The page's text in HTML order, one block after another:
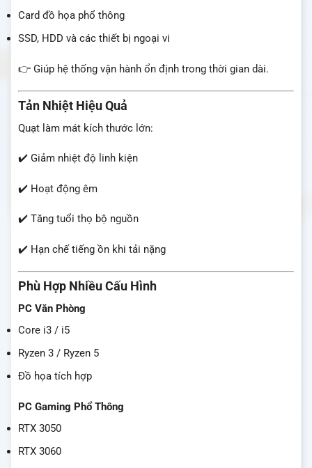
Card đồ họa phổ thông
SSD, HDD và các thiết bị ngoại vi
👉 Giúp hệ thống vận hành ổn định trong thời gian dài.
Tản Nhiệt Hiệu Quả
Quạt làm mát kích thước lớn:
✔️ Giảm nhiệt độ linh kiện
✔️ Hoạt động êm
✔️ Tăng tuổi thọ bộ nguồn
✔️ Hạn chế tiếng ồn khi tải nặng
Phù Hợp Nhiều Cấu Hình
PC Văn Phòng
Core i3 / i5
Ryzen 3 / Ryzen 5
Đồ họa tích hợp
PC Gaming Phổ Thông
RTX 3050
RTX 3060